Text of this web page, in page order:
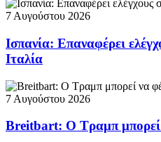
7 Αυγούστου 2026
Ισπανία: Επαναφέρει
Ιταλία
7 Αυγούστου 2026
Breitbart: Ο Τραμπ μπορεί